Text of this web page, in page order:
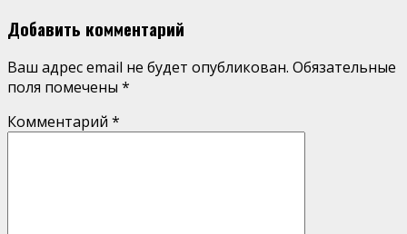
Добавить комментарий
Ваш адрес email не будет опубликован. Обязательные
поля помечены *
Комментарий *